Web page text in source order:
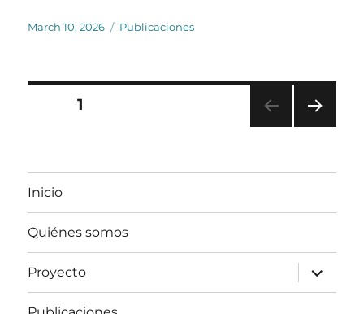
Posted
March 10, 2026 Categories
Publicaciones
Posts
PAGE1
Inicio
Quiénes somos
Proyecto
expand
child
menu